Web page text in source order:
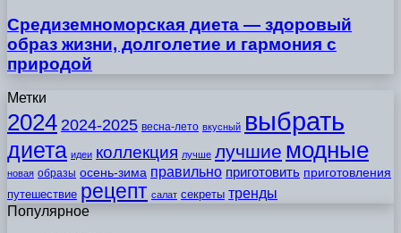
Средиземноморская диета — здоровый
образ жизни, долголетие и гармония с
природой
Метки
2024 2024-2025 весна-лето вкусный выбрать
диета идеи коллекция лучше лучшие модные
новая образы осень-зима правильно приготовить приготовления
путешествие рецепт салат секреты тренды
Популярное